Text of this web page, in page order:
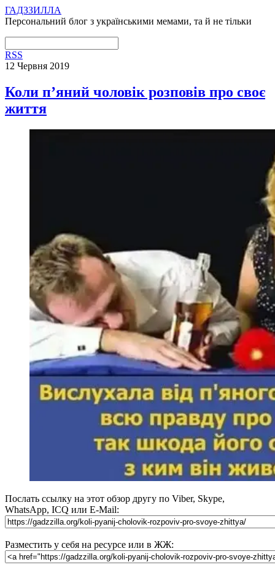
ГАДЗЗИЛЛА
Персональний блог з українськими мемами, та й не тільки
RSS
12 Червня 2019
Коли п’яний чоловік розповів про своє
життя
Послать ссылку на этот обзор другу по Viber, Skype,
WhatsApp, ICQ или E-Mail:
Разместить у себя на ресурсе или в ЖЖ: